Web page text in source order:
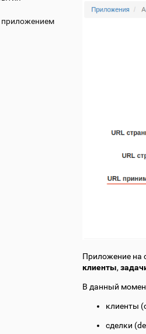
приложением
Приложение на
клиенты,
В данный
клиенты
сделки